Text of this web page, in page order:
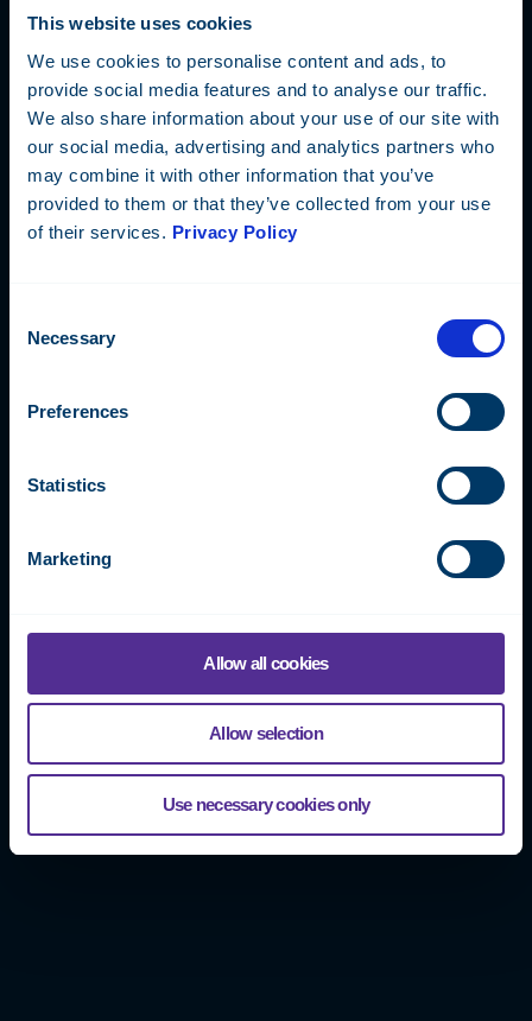
This website uses cookies
We use cookies to personalise content and ads, to
provide social media features and to analyse our traffic.
We also share information about your use of our site with
our social media, advertising and analytics partners who
may combine it with other information that you’ve
provided to them or that they’ve collected from your use
of their services. Privacy Policy
Selection
Necessary
Preferences
Statistics
Marketing
Allow all cookies
Allow selection
Use necessary cookies only
Integroitavuus